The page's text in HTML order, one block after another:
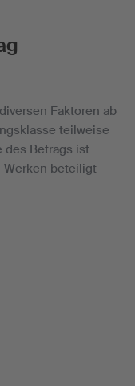
Faktoren ab
teilweise
des Betrags ist
Werken beteiligt